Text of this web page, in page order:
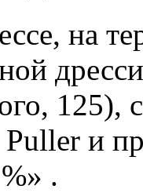
на
125),
и
.